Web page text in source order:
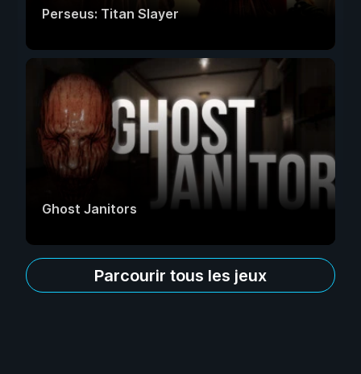
Perseus: Titan Slayer
Ghost Janitors
Parcourir tous les jeux